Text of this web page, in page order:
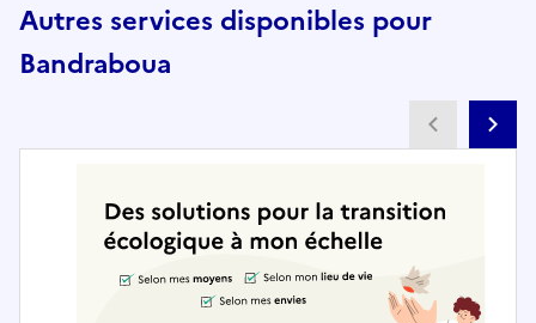
Autres services disponibles pour
Bandraboua